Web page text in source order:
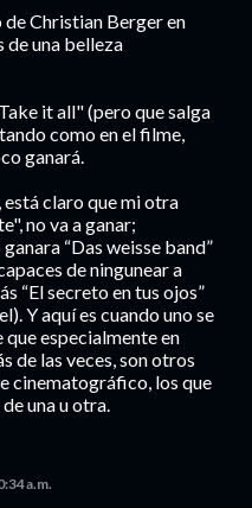
Christian Berger en
de una belleza
it all" (pero que salga
como en el filme,
ganará.
claro que mi otra
no va a ganar;
“Das weisse band”
de ningunear a
“El secreto en tus ojos”
Y aquí es cuando uno se
que especialmente en
de las veces, son otros
cinematográfico, los que
una u otra.
a.m.